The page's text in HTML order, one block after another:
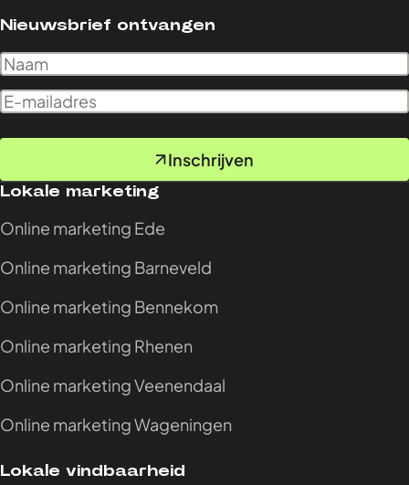
Nieuwsbrief ontvangen
Inschrijven
Lokale marketing
Online marketing Ede
Online marketing Barneveld
Online marketing Bennekom
Online marketing Rhenen
Online marketing Veenendaal
Online marketing Wageningen
Lokale vindbaarheid